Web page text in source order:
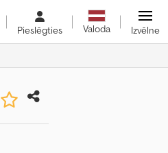
Pieslēgties Valoda Izvēlne